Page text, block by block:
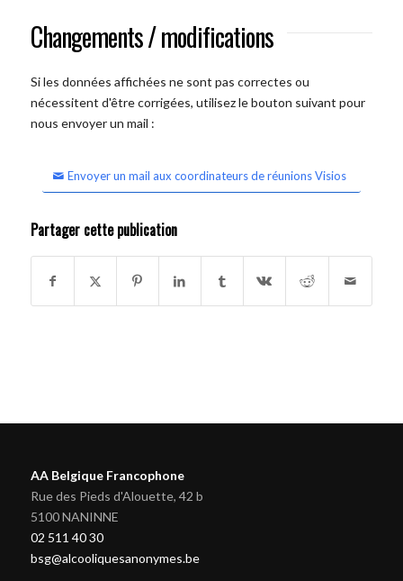
Changements / modifications
Si les données affichées ne sont pas correctes ou
nécessitent d'être corrigées, utilisez le bouton suivant pour
nous envoyer un mail :
Envoyer un mail aux coordinateurs de réunions Visios
Partager cette publication
AA Belgique Francophone
Rue des Pieds d'Alouette, 42 b
5100 NANINNE
02 511 40 30
bsg@alcooliquesanonymes.be